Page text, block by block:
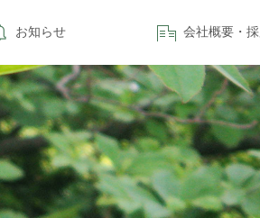
お知らせ 会社概要・